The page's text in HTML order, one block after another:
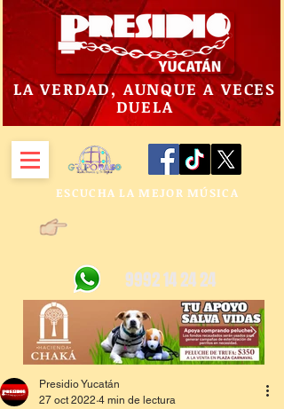
LA VERDAD, AUNQUE A VECES
DUELA
ESCUCHA LA MEJOR MÚSICA
9992 14 24 24
Presidio Yucatán
27 oct 2022 4 min de lectura